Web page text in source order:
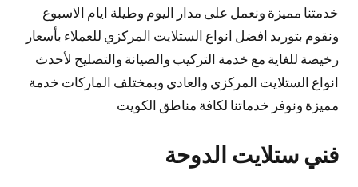
خدمتنا مميزة ونعمل على مدار اليوم وطيلة ايام الاسبوع
ونقوم بتوريد افضل انواع الستلايت المركزي للعملاء بأسعار
رخيصة للغاية مع خدمة التركيب والصيانة والتصليح لأحدث
انواع الستلايت المركزي والعادي وبمختلف الماركات خدمة
مميزة ونوفر خدماتنا لكافة مناطق الكويت
فني ستلايت الدوحة